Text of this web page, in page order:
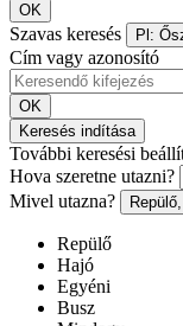
OK
Szavas keresés Pl:
Cím vagy azonosító
OK
Keresés indítása
További keresési
Hova szeretne utazni?
Mivel utazna?
Repülő
Hajó
Egyéni
Busz